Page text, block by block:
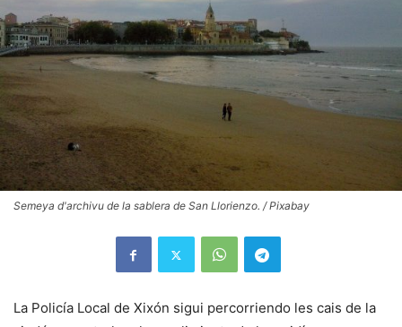
Semeya d'archivu de la sablera de San Llorienzo. / Pixabay
La Policía Local de Xixón sigui percorriendo les cais de la